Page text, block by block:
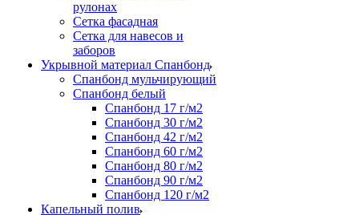
рулонах
Сетка фасадная
Сетка для навесов и
заборов
Укрывной материал Спанбонд
Спанбонд мульчирующий
Спанбонд белый
Спанбонд 17 г/м2
Спанбонд 30 г/м2
Спанбонд 42 г/м2
Спанбонд 60 г/м2
Спанбонд 80 г/м2
Спанбонд 90 г/м2
Спанбонд 120 г/м2
Капельный полив